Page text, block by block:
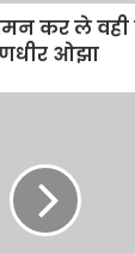
कर ले
ओझा